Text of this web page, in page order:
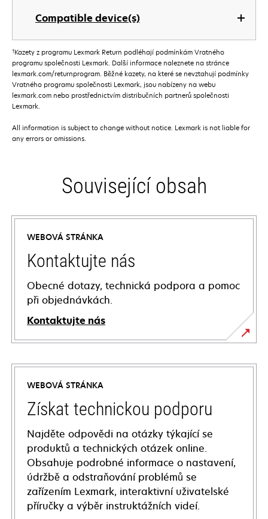
Compatible device(s)
†Kazety z programu Lexmark Return podléhají podmínkám Vratného
programu společnosti Lexmark. Další informace naleznete na stránce
lexmark.com/returnprogram. Běžné kazety, na které se nevztahují podmínky
Vratného programu společnosti Lexmark, jsou nabízeny na webu
lexmark.com nebo prostřednictvím distribučních partnerů společnosti
Lexmark.
All information is subject to change without notice. Lexmark is not liable for
any errors or omissions.
Související obsah
WEBOVÁ STRÁNKA
Kontaktujte nás
Obecné dotazy, technická podpora a pomoc
při objednávkách.
Kontaktujte nás
WEBOVÁ STRÁNKA
Získat technickou podporu
Najděte odpovědi na otázky týkající se
produktů a technických otázek online.
Obsahuje podrobné informace o nastavení,
údržbě a odstraňování problémů se
zařízením Lexmark, interaktivní uživatelské
příručky a výběr instruktážních videí.